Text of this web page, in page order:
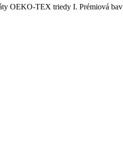
OEKO-TEX triedy I. Prémiová